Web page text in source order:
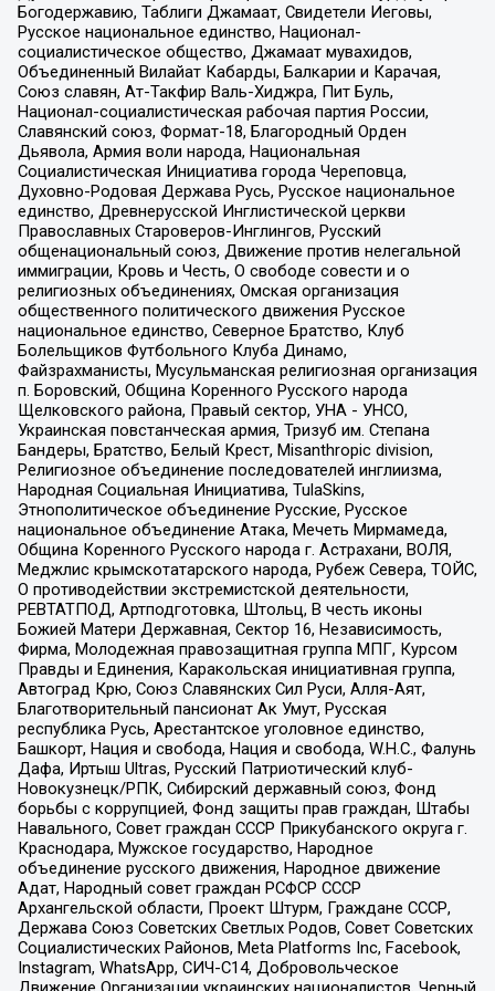
Богодержавию, Таблиги Джамаат, Свидетели Иеговы,
Русское национальное единство, Национал-
социалистическое общество, Джамаат мувахидов,
Объединенный Вилайат Кабарды, Балкарии и Карачая,
Союз славян, Ат-Такфир Валь-Хиджра, Пит Буль,
Национал-социалистическая рабочая партия России,
Славянский союз, Формат-18, Благородный Орден
Дьявола, Армия воли народа, Национальная
Социалистическая Инициатива города Череповца,
Духовно-Родовая Держава Русь, Русское национальное
единство, Древнерусской Инглистической церкви
Православных Староверов-Инглингов, Русский
общенациональный союз, Движение против нелегальной
иммиграции, Кровь и Честь, О свободе совести и о
религиозных объединениях, Омская организация
общественного политического движения Русское
национальное единство, Северное Братство, Клуб
Болельщиков Футбольного Клуба Динамо,
Файзрахманисты, Мусульманская религиозная организация
п. Боровский, Община Коренного Русского народа
Щелковского района, Правый сектор, УНА - УНСО,
Украинская повстанческая армия, Тризуб им. Степана
Бандеры, Братство, Белый Крест, Misanthropic division,
Религиозное объединение последователей инглиизма,
Народная Социальная Инициатива, TulaSkins,
Этнополитическое объединение Русские, Русское
национальное объединение Атака, Мечеть Мирмамеда,
Община Коренного Русского народа г. Астрахани, ВОЛЯ,
Меджлис крымскотатарского народа, Рубеж Севера, ТОЙС,
О противодействии экстремистской деятельности,
РЕВТАТПОД, Артподготовка, Штольц, В честь иконы
Божией Матери Державная, Сектор 16, Независимость,
Фирма, Молодежная правозащитная группа МПГ, Курсом
Правды и Единения, Каракольская инициативная группа,
Автоград Крю, Союз Славянских Сил Руси, Алля-Аят,
Благотворительный пансионат Ак Умут, Русская
республика Русь, Арестантское уголовное единство,
Башкорт, Нация и свобода, Нация и свобода, W.H.С., Фалунь
Дафа, Иртыш Ultras, Русский Патриотический клуб-
Новокузнецк/РПК, Сибирский державный союз, Фонд
борьбы с коррупцией, Фонд защиты прав граждан, Штабы
Навального, Совет граждан СССР Прикубанского округа г.
Краснодара, Мужское государство, Народное
объединение русского движения, Народное движение
Адат, Народный совет граждан РСФСР СССР
Архангельской области, Проект Штурм, Граждане СССР,
Держава Союз Советских Светлых Родов, Совет Советских
Социалистических Районов, Meta Platforms Inc, Facebook,
Instagram, WhatsApp, СИЧ-С14, Добровольческое